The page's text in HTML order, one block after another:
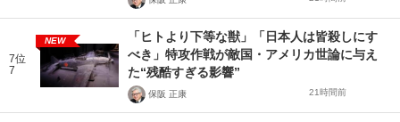
7位
7
NEW
「ヒトより下等な獣」「日本人は皆殺しにす
べき」特攻作戦が敵国・アメリカ世論に与え
た“残酷すぎる影響”
保阪 正康 21時間前